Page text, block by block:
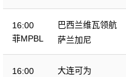
16:00
菲MPBL
巴西兰维瓦领航
萨兰加尼
16:00
大连可为